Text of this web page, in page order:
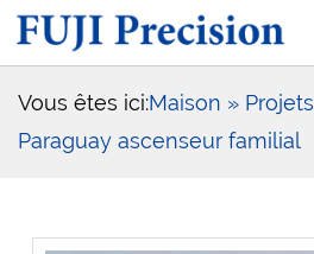
Vous êtes ici:Maison » Projets
Paraguay ascenseur familial